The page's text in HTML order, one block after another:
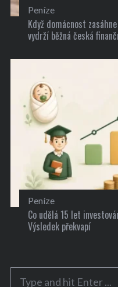
Peníze
Když domácnost
vydrží běžná česká
Peníze
Co udělá 15 let
Výsledek překvapí